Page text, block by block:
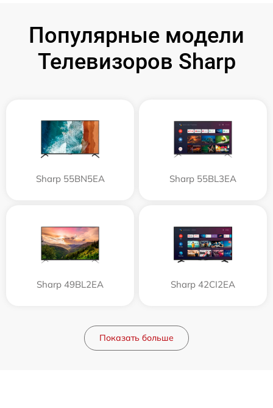
Популярные модели
Телевизоров Sharp
Sharp 55BN5EA Sharp 55BL3EA
Sharp 49BL2EA Sharp 42CI2EA
Показать больше